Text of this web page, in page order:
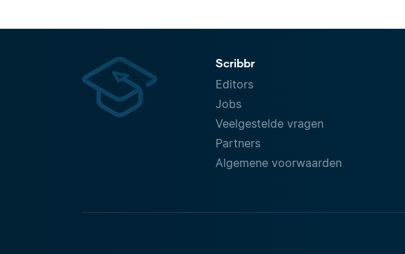
Scribbr
Editors
Jobs
Veelgestelde vragen
Partners
Algemene voorwaarden